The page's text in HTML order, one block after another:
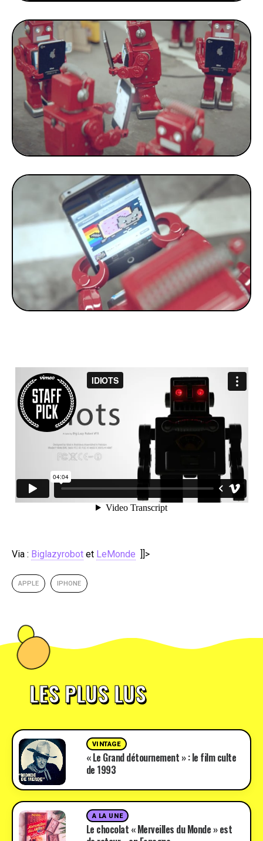
Via : Biglazyrobot et LeMonde ]]>
APPLE IPHONE
LES PLUS LUS
VINTAGE
« Le Grand détournement » : le film culte
de 1993
A LA UNE
Le chocolat « Merveilles du Monde » est